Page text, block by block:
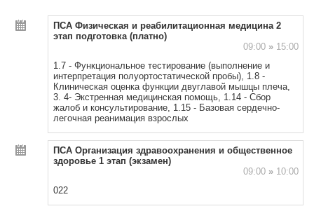
ПСА Физическая и реабилитационная медицина 2
этап подготовка (платно)
09:00 »15:00
1.7 - Функциональное тестирование (выполнение и
интерпретация полуортостатической пробы), 1.8 -
Клиническая оценка функции двуглавой мышцы плеча,
3. 4- Экстренная медицинская помощь, 1.14 - Сбор
жалоб и консультирование, 1.15 - Базовая сердечно-
легочная реанимация взрослых
ПСА Организация здравоохранения и общественное
здоровье 1 этап (экзамен)
09:00 »10:00
022